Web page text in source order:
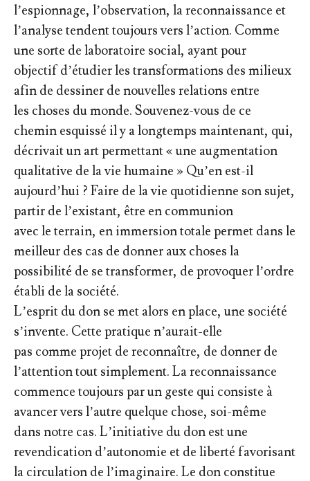
l’espionnage, l’observation, la reconnaissance et
l’analyse tendent toujours vers l’action. Comme
une sorte de laboratoire social, ayant pour
objectif d’étudier les transformations des milieux
afin de dessiner de nouvelles relations entre
les choses du monde. Souvenez-vous de ce
chemin esquissé il y a longtemps maintenant, qui,
décrivait un art permettant « une augmentation
qualitative de la vie humaine » Qu’en est-il
aujourd’hui ? Faire de la vie quotidienne son sujet,
partir de l’existant, être en communion
avec le terrain, en immersion totale permet dans le
meilleur des cas de donner aux choses la
possibilité de se transformer, de provoquer l’ordre
établi de la société.
L’esprit du don se met alors en place, une société
s’invente. Cette pratique n’aurait-elle
pas comme projet de reconnaître, de donner de
l’attention tout simplement. La reconnaissance
commence toujours par un geste qui consiste à
avancer vers l’autre quelque chose, soi-même
dans notre cas. L’initiative du don est une
revendication d’autonomie et de liberté favorisant
la circulation de l’imaginaire. Le don constitue